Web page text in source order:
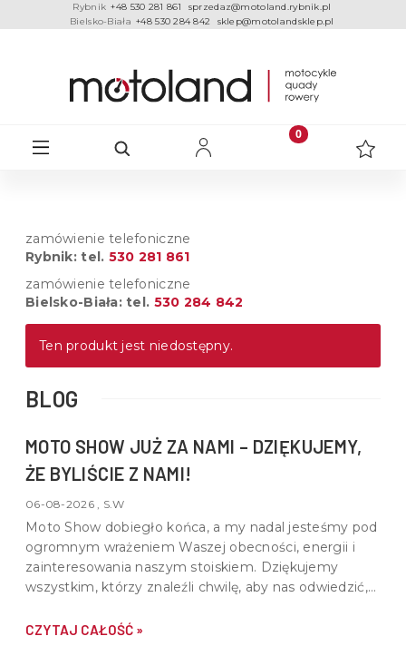
Rybnik +48 530 281 861
sprzedaz@motoland.rybnik.pl
Bielsko-Biała +48 530 284 842 sklep@motolandsklep.pl
zamówienie telefoniczne
Rybnik: tel. 530 281 861
zamówienie telefoniczne
Bielsko-Biała: tel. 530 284 842
Ten produkt jest niedostępny.
BLOG
MOTO SHOW JUŻ ZA NAMI – DZIĘKUJEMY,
ŻE BYLIŚCIE Z NAMI!
06-08-2026 , S.W
Moto Show dobiegło końca, a my nadal jesteśmy pod
ogromnym wrażeniem Waszej obecności, energii i
zainteresowania naszym stoiskiem. Dziękujemy
wszystkim, którzy znaleźli chwilę, aby nas odwiedzić,
do motoryzacji.
CZYTAJ CAŁOŚĆ »